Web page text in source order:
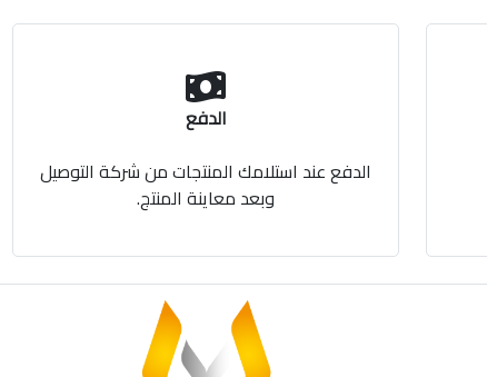
الدفع
الدفع عند استلامك المنتجات من شركة التوصيل
وبعد معاينة المنتج.